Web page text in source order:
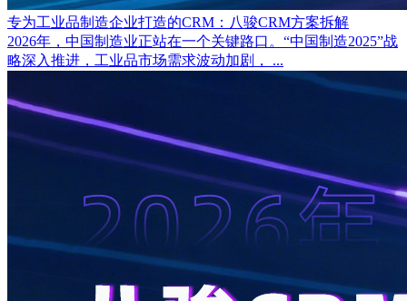
专为工业品制造企业打造的CRM：八骏CRM方案拆解
2026年，中国制造业正站在一个关键路口。“中国制造2025”战
略深入推进，工业品市场需求波动加剧， ...